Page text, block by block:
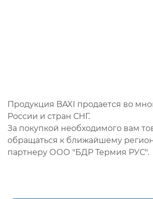
Продукция BAXI продается во
России и стран СНГ.
За покупкой необходимого вам
обращаться к ближайшему
партнеру ООО "БДР Термия РУС".